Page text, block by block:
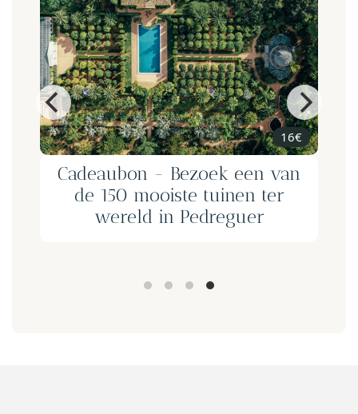
1h45'
Cadeaubon -
en wijnproeven bij
16€
een van